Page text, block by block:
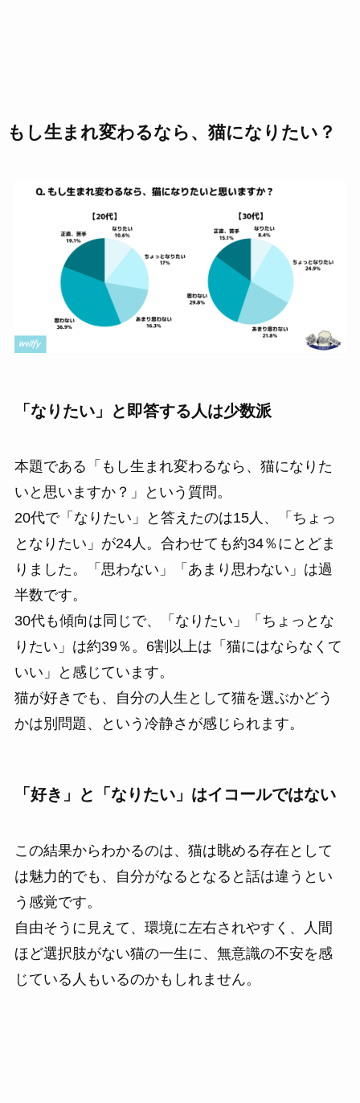
もし生まれ変わるなら、猫になりたい？
「なりたい」と即答する人は少数派
本題である「もし生まれ変わるなら、猫になりた
いと思いますか？」という質問。
20代で「なりたい」と答えたのは15人、「ちょっ
となりたい」が24人。合わせても約34％にとどま
りました。「思わない」「あまり思わない」は過
半数です。
30代も傾向は同じで、「なりたい」「ちょっとな
りたい」は約39％。6割以上は「猫にはならなくて
いい」と感じています。
猫が好きでも、自分の人生として猫を選ぶかどう
かは別問題、という冷静さが感じられます。
「好き」と「なりたい」はイコールではない
この結果からわかるのは、猫は眺める存在として
は魅力的でも、自分がなるとなると話は違うとい
う感覚です。
自由そうに見えて、環境に左右されやすく、人間
ほど選択肢がない猫の一生に、無意識の不安を感
じている人もいるのかもしれません。